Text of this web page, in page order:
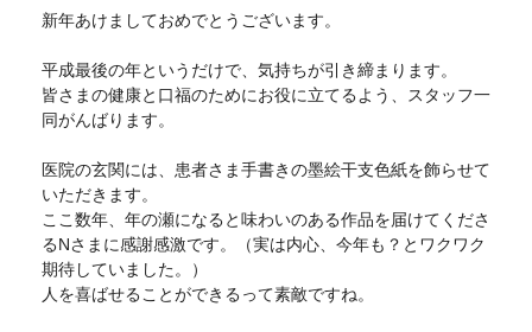
新年あけましておめでとうございます。
平成最後の年というだけで、気持ちが引き締まります。
皆さまの健康と口福のためにお役に立てるよう、スタッフ一
同がんばります。
医院の玄関には、患者さま手書きの墨絵干支色紙を飾らせて
いただきます。
ここ数年、年の瀬になると味わいのある作品を届けてくださ
るNさまに感謝感激です。（実は内心、今年も？とワクワク
期待していました。）
人を喜ばせることができるって素敵ですね。